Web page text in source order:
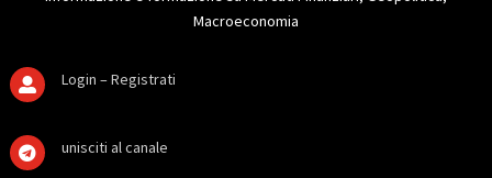
Macroeconomia
 Login – Registrati
 unisciti al canale